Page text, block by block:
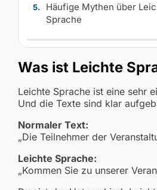
Häufige Mythen über
Sprache
Was ist Leichte
Leichte Sprache ist eine sehr
Und die Texte sind klar
Normaler Text:
„Die Teilnehmer der
Leichte Sprache:
„Kommen Sie zu unserer